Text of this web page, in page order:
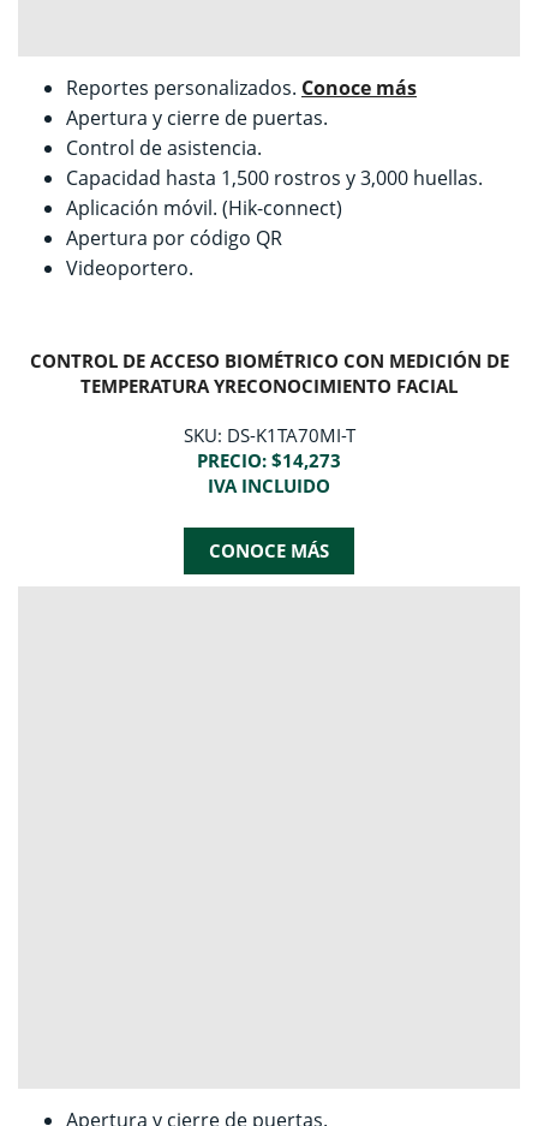
Reportes personalizados. Conoce más
Apertura y cierre de puertas.
Control de asistencia.
Capacidad hasta 1,500 rostros y 3,000 huellas.
Aplicación móvil. (Hik-connect)
Apertura por código QR
Videoportero.
CONTROL DE ACCESO BIOMÉTRICO CON MEDICIÓN DE
TEMPERATURA YRECONOCIMIENTO FACIAL
SKU: DS-K1TA70MI-T
PRECIO: $14,273
IVA INCLUIDO
CONOCE MÁS
Apertura y cierre de puertas.